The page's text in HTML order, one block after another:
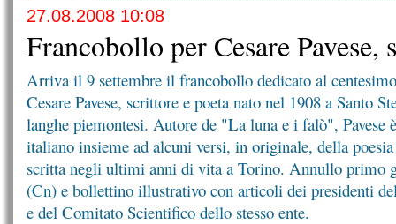
27.08.2008 10:08
Francobollo per Cesare
Arriva il 9 settembre il francobollo dedicato al
Cesare Pavese, scrittore e poeta nato nel 1908 a Santo
langhe piemontesi. Autore de "La luna e i falò", Pavese
italiano insieme ad alcuni versi, in originale, della
scritta negli ultimi anni di vita a Torino. Annullo primo
(Cn) e bollettino illustrativo con articoli dei presidenti
e del Comitato Scientifico dello stesso ente.